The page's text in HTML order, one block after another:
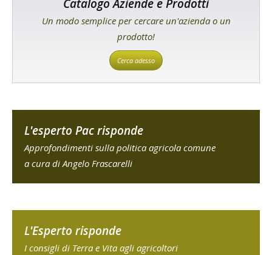
Catalogo Aziende e Prodotti
Un modo semplice per cercare un'azienda o un
prodotto!
Cerca adesso
L'esperto Pac risponde
Approfondimenti sulla politica agricola comune
a cura di Angelo Frascarelli
L'Esperto risponde
I consigli di Terra e Vita agli agricoltori